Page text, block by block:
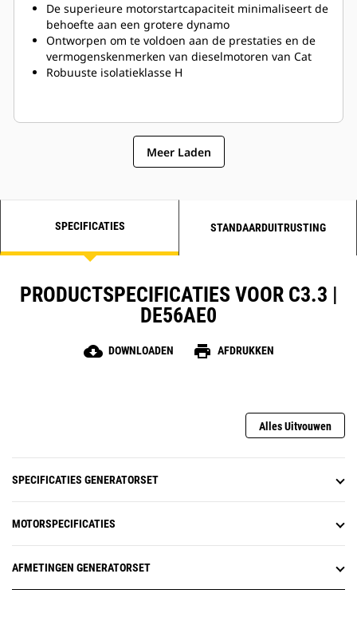
De superieure motorstartcapaciteit minimaliseert de
behoefte aan een grotere dynamo
Ontworpen om te voldoen aan de prestaties en de
vermogenskenmerken van dieselmotoren van Cat
Robuuste isolatieklasse H
Meer Laden
SPECIFICATIES STANDAARDUITRUSTING
PRODUCTSPECIFICATIES VOOR C3.3 |
DE56AE0
cloud_download DOWNLOADEN print AFDRUKKEN
Alles Uitvouwen
SPECIFICATIES GENERATORSET
MOTORSPECIFICATIES
AFMETINGEN GENERATORSET